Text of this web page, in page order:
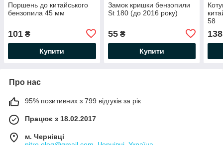
Поршень до китайського
бензопила 45 мм
101 ₴
Купити
Замок кришки бензопили
St 180 (до 2016 року)
55₴
Купити
58
138
Про нас
95% позитивних з 799 відгуків за рік
Працює з 18.02.2017
м. Чернівці